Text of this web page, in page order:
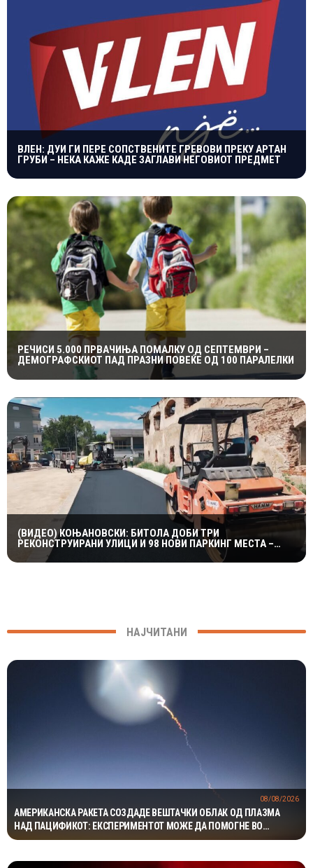
ВЛЕН: ДУИ ГИ ПЕРЕ СОПСТВЕНИТЕ ГРЕВОВИ ПРЕКУ АРТАН
ГРУБИ – НЕКА КАЖЕ КАДЕ ЗАГЛАВИ НЕГОВИОТ ПРЕДМЕТ
РЕЧИСИ 5.000 ПРВАЧИЊА ПОМАЛКУ ОД СЕПТЕМВРИ –
ДЕМОГРАФСКИОТ ПАД ПРАЗНИ ПОВЕЌЕ ОД 100 ПАРАЛЕЛКИ
(ВИДЕО) КОЊАНОВСКИ: БИТОЛА ДОБИ ТРИ
РЕКОНСТРУИРАНИ УЛИЦИ И 98 НОВИ ПАРКИНГ МЕСТА –
ИНВЕСТИЦИИ ОД НАД 19 МИЛИОНИ ДЕНАРИ
НАЈЧИТАНИ
АМЕРИКАНСКА РАКЕТА СОЗДАДЕ ВЕШТАЧКИ ОБЛАК ОД ПЛАЗМА
НАД ПАЦИФИКОТ: ЕКСПЕРИМЕНТОТ МОЖЕ ДА ПОМОГНЕ ВО
ЗАШТИТАТА НА САТЕЛИТИТЕ
08/08/2026